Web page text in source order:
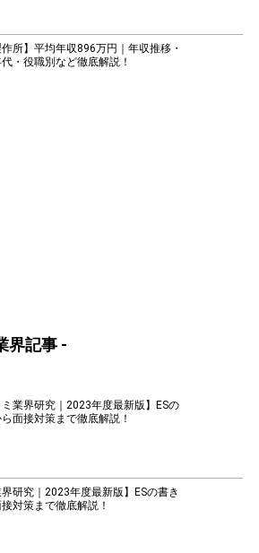
作所】平均年収896万円｜年収推移・
・役職別など徹底解説！
界記事 -
ミ業界研究｜2023年度最新版】ESの
面接対策まで徹底解説！
界研究｜2023年度最新版】ESの書き
対策まで徹底解説！